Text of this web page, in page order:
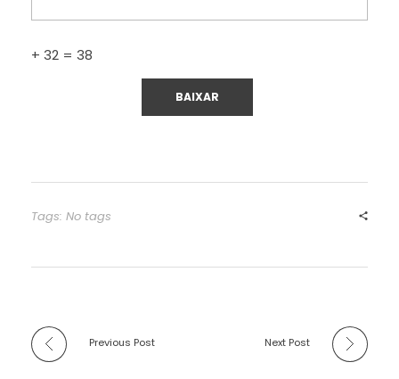
+ 32 = 38
Tags: No tags
Previous Post Next Post